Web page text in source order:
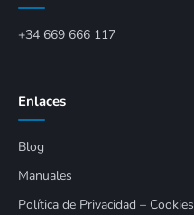
+34 669 666 117
Enlaces
Blog
Manuales
Política de Privacidad – Cookies